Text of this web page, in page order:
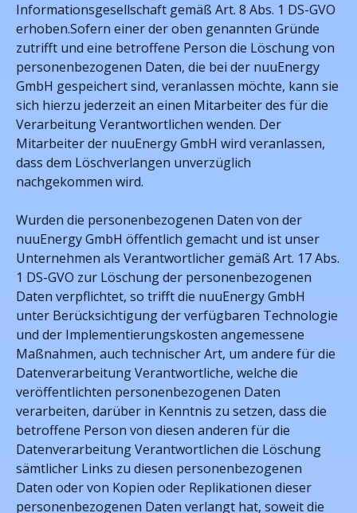
Informationsgesellschaft gemäß Art. 8 Abs. 1 DS-GVO
erhoben.Sofern einer der oben genannten Gründe
zutrifft und eine betroffene Person die Löschung von
personenbezogenen Daten, die bei der nuuEnergy
GmbH gespeichert sind, veranlassen möchte, kann sie
sich hierzu jederzeit an einen Mitarbeiter des für die
Verarbeitung Verantwortlichen wenden. Der
Mitarbeiter der nuuEnergy GmbH wird veranlassen,
dass dem Löschverlangen unverzüglich
nachgekommen wird.
Wurden die personenbezogenen Daten von der
nuuEnergy GmbH öffentlich gemacht und ist unser
Unternehmen als Verantwortlicher gemäß Art. 17 Abs.
1 DS-GVO zur Löschung der personenbezogenen
Daten verpflichtet, so trifft die nuuEnergy GmbH
unter Berücksichtigung der verfügbaren Technologie
und der Implementierungskosten angemessene
Maßnahmen, auch technischer Art, um andere für die
Datenverarbeitung Verantwortliche, welche die
veröffentlichten personenbezogenen Daten
verarbeiten, darüber in Kenntnis zu setzen, dass die
betroffene Person von diesen anderen für die
Datenverarbeitung Verantwortlichen die Löschung
sämtlicher Links zu diesen personenbezogenen
Daten oder von Kopien oder Replikationen dieser
personenbezogenen Daten verlangt hat, soweit die